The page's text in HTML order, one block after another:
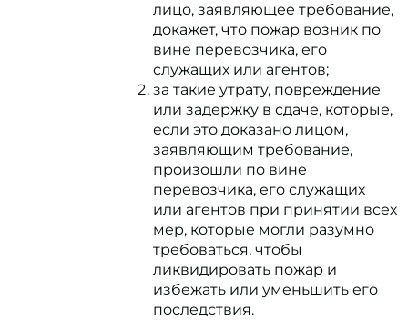
лицо, заявляющее требование,
докажет, что пожар возник по
вине перевозчика, его
служащих или агентов;
за такие утрату, повреждение
или задержку в сдаче, которые,
если это доказано лицом,
заявляющим требование,
произошли по вине
перевозчика, его служащих
или агентов при принятии всех
мер, которые могли разумно
требоваться, чтобы
ликвидировать пожар и
избежать или уменьшить его
последствия.